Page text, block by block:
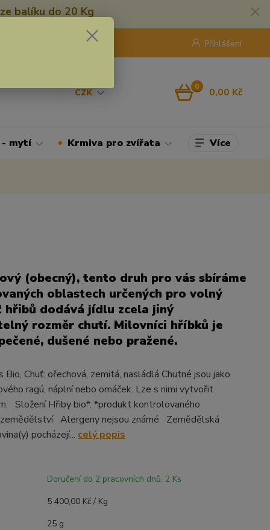
balíku do 20 Kg
CZK
Přihlášení
8:00 - 16:30
0 0,00 Kč
- mytí Krmiva pro zvířata Více
(obecný), tento druh pro vás sbíráme
oblastech určených pro volný
hřibů dodává jídlu zcela jiný
rozměr chutí. Milovníci hříbků je
dušené nebo pražené.
Chuť: ořechová, zemitá, nasládlá Chutné jsou jako
ragú, náplní nebo omáček. Lze s nimi vytvořit
Složení Hřiby bio*. *produkt kontrolovaného
Alergeny nejsou známé Zemědělská
pocházejí... celý popis
Doručení do 2 pracovních dnů. 2 Ks
5 400,00 Kč / Kg
25 g